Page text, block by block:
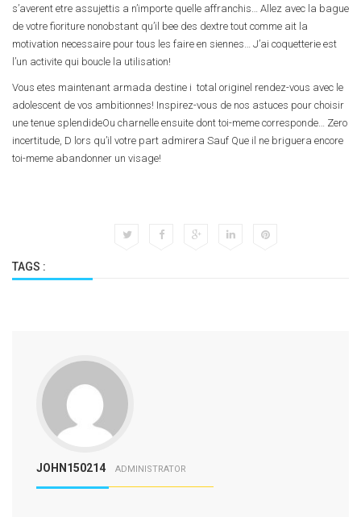
s’averent etre assujettis a n’importe quelle affranchis… Allez avec la bague
de votre fioriture nonobstant qu’il bee des dextre tout comme ait la
motivation necessaire pour tous les faire en siennes… J’ai coquetterie est
l’un activite qui boucle la utilisation!
Vous etes maintenant armada destine i total originel rendez-vous avec le
adolescent de vos ambitionnes! Inspirez-vous de nos astuces pour choisir
une tenue splendideOu charnelle ensuite dont toi-meme corresponde… Zero
incertitude, D lors qu’il votre part admirera Sauf Que il ne briguera encore
toi-meme abandonner un visage!
TAGS :
JOHN150214 ADMINISTRATOR